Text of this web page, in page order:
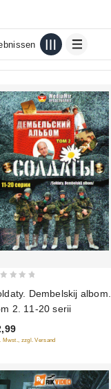
Dembelskij albom.
2. 11-20 serii
Mwst., zzgl. Versand